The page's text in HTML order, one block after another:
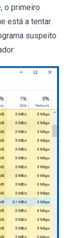
o primeiro
está a tentar
suspeito